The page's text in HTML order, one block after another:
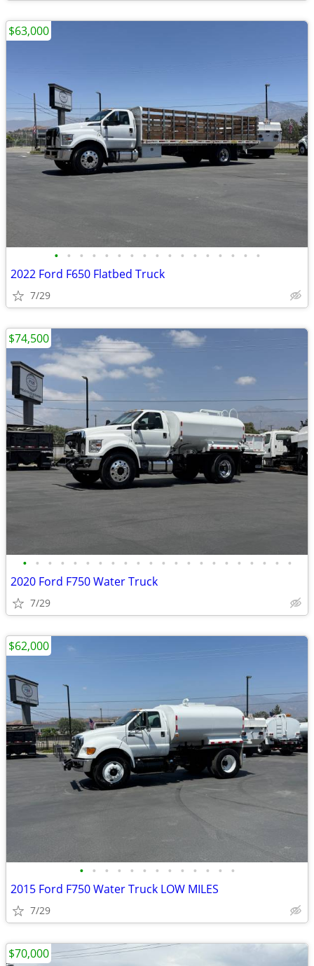
• • • • • • • • • • • • • • • • •
2022 Ford F650 Flatbed Truck
7/29
$63,000
• • • • • • • • • • • • • • • • • • • • • •
2020 Ford F750 Water Truck
7/29
$74,500
• • • • • • • • • • • • •
2015 Ford F750 Water Truck LOW MILES
7/29
$62,000
$70,000